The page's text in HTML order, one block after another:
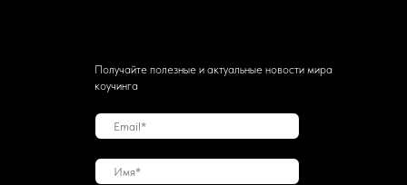
Получайте полезные и актуальные новости мира
коучинга